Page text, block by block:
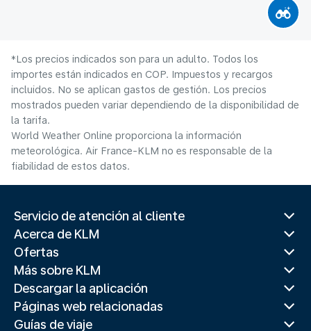
*Los precios indicados son para un adulto. Todos los
importes están indicados en COP. Impuestos y recargos
incluidos. No se aplican gastos de gestión. Los precios
mostrados pueden variar dependiendo de la disponibilidad de
la tarifa.
World Weather Online proporciona la información
meteorológica. Air France-KLM no es responsable de la
fiabilidad de estos datos.
Servicio de atención al cliente
Acerca de KLM
Ofertas
Más sobre KLM
Descargar la aplicación
Páginas web relacionadas
Guías de viaje